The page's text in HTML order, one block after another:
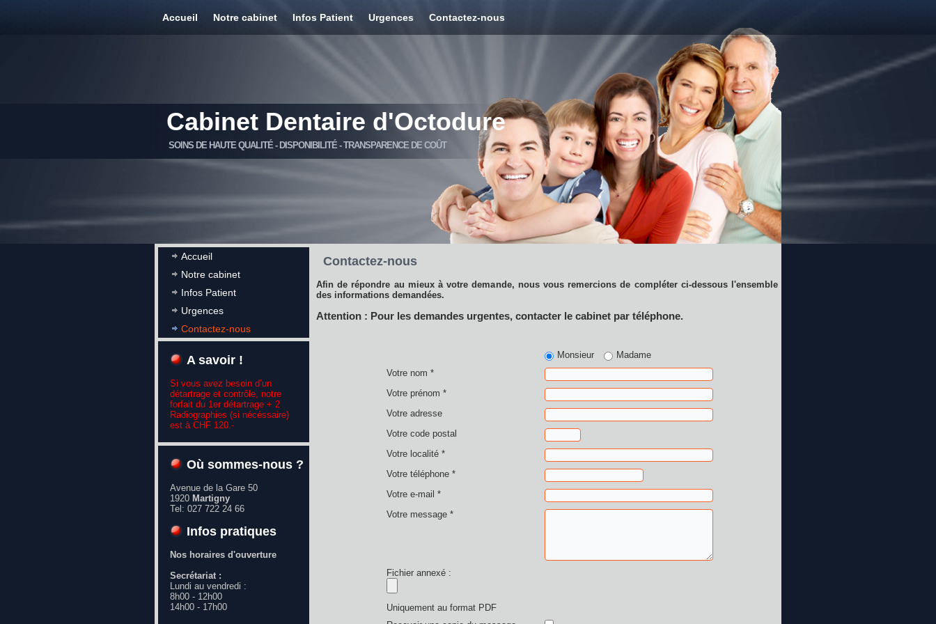
Cabinet Dentaire d'Octodure
SOINS DE HAUTE QUALITÉ - DISPONIBILITÉ - TRANSPARENCE DE COÛT
Accueil Notre cabinet Infos Patient Urgences Contactez-nous
Accueil
Notre cabinet
Infos Patient
Urgences
Contactez-nous
A savoir !
Si vous avez besoin d’un
détartrage et contrôle, notre
forfait du 1er détartrage + 2
Radiographies (si nécéssaire)
est à CHF 120.-
Où sommes-nous ?
Avenue de la Gare 50
1920 Martigny
Tel: 027 722 24 66
Infos pratiques
Nos horaires d'ouverture
Secrétariat :
Lundi au vendredi :
8h00 - 12h00
14h00 - 17h00
Contactez-nous
Afin de répondre au mieux à votre demande, nous vous remercions de compléter ci-dessous l'ensemble
des informations demandées.
Attention : Pour les demandes urgentes, contacter le cabinet par téléphone.
Monsieur
Madame
Votre nom *
Votre prénom *
Votre adresse
Votre code postal
Votre localité *
Votre téléphone *
Votre e-mail *
Votre message *
Fichier annexé :
Uniquement au format PDF